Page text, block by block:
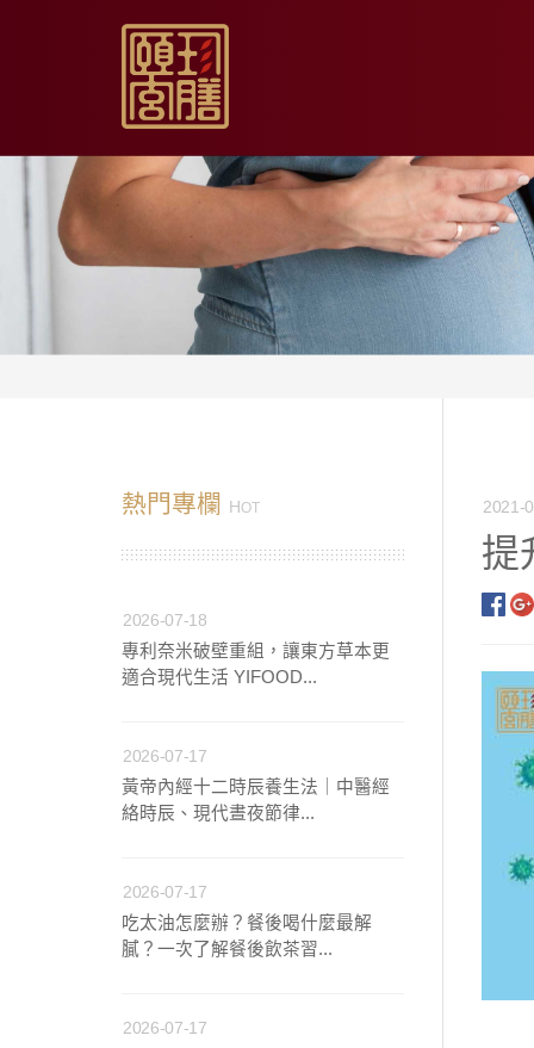
【限時促銷】玫瑰夏日
【居家月子DIY】坐月
【日常飲用】東方草本
【無禮盒自用】烏骨滴
【中醫師推薦】兒童成
【營養師推薦】寶寶、
【台灣坐月子】月子周
【海外購物Oversea】
熱門專欄 HOT
2026-07-18
專利奈米破壁重組，讓東方草本更
適合現代生活 YIFOOD...
2026-07-17
黃帝內經十二時辰養生法｜中醫經
絡時辰、現代晝夜節律...
2026-07-17
吃太油怎麼辦？餐後喝什麼最解
膩？一次了解餐後飲茶習...
2026-07-17
2021-
提